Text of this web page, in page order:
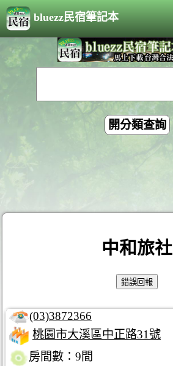
bluezz民宿筆記本
開分類查詢
中和旅社
(03)3872366
桃園市大溪區中正路31號
房間數：9間